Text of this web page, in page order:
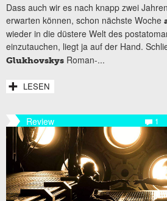
Dass auch wir es nach knapp zwei
erwarten können, schon nächste Woche
wieder in die düstere Welt des
einzutauchen, liegt ja auf der Hand.
Glukhovskys Roman-...
LESEN
Review 1